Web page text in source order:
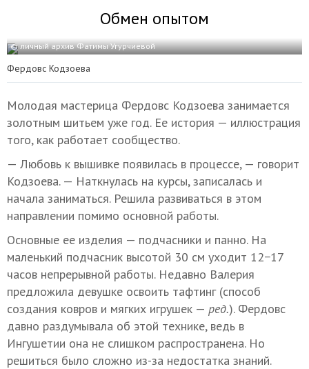
Обмен опытом
© личный архив Фатимы Угурчиевой
Фердовс Кодзоева
Молодая мастерица Фердовс Кодзоева занимается
золотным шитьем уже год. Ее история — иллюстрация
того, как работает сообщество.
— Любовь к вышивке появилась в процессе, — говорит
Кодзоева. — Наткнулась на курсы, записалась и
начала заниматься. Решила развиваться в этом
направлении помимо основной работы.
Основные ее изделия — подчасники и панно. На
маленький подчасник высотой 30 см уходит 12−17
часов непрерывной работы. Недавно Валерия
предложила девушке освоить тафтинг (способ
создания ковров и мягких игрушек — ред.). Фердовс
давно раздумывала об этой технике, ведь в
Ингушетии она не слишком распространена. Но
решиться было сложно из-за недостатка знаний.